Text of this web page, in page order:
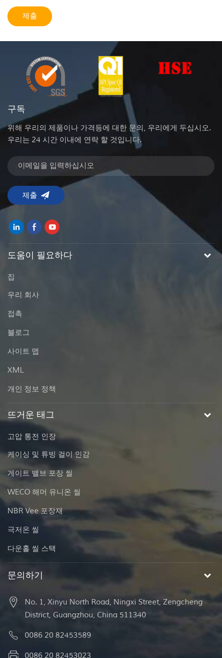
구독
위해 우리의 제품이나 가격등에 대한 문의, 우리에게 두십시오.
우리는 24 시간 이내에 연락 할 것입니다.
도움이 필요하다
집
우리 회사
접촉
블로그
사이트 맵
XML
개인 정보 정책
뜨거운 태그
고압 통전 인장
케이싱 및 튜빙 걸이 인감
게이트 밸브 포장 씰
WECO 해머 유니온 씰
NBR Vee 포장재
극저온 씰
다운홀 씰 스택
문의하기
No. 1, Xinyu North Road, Ningxi Street, Zengcheng
District, Guangzhou, China 511340
0086 20 82453589
0086 20 82453023